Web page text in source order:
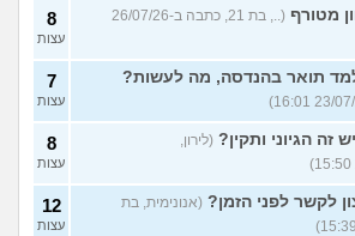
מטורף
(.., בת 21, כתבה ב-26/07/26
8
עצות
תואר בהנדסה, מה לעשות? 7
עצות
הגיוני ותקין? (לירון,
8
עצות
לקשר לפני הזמן? (אנונימית, בת
12
עצות